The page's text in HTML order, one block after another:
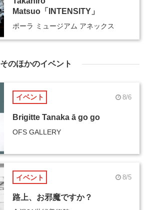
Matsuo「INTENSITY」
ポーラ ミュージアム アネックス
そのほかのイベント
イベント 8/6
Brigitte Tanaka ā go go
OFS GALLERY
イベント 8/5
路上、お邪魔ですか？